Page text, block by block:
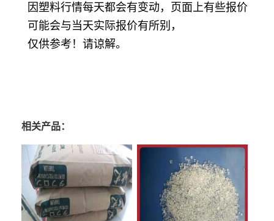
因塑料行情每天都会有变动，页面上有些报价
可能会与当天实际报价有所别，
仅供参考！请谅解。
相关产品：